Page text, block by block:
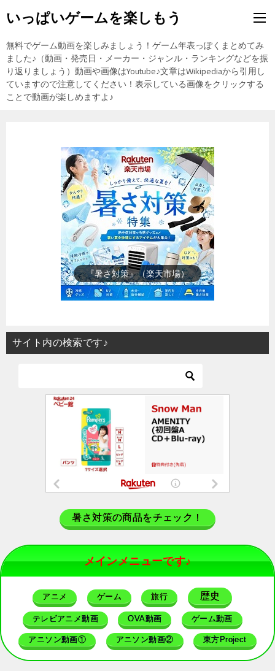
いっぱいゲームを楽しもう
無料でゲーム動画を楽しみましょう！ゲーム年表っぽくまとめてみ
ました♪（動画・発売日・メーカー・ジャンル・ランキングなどを振
り返りましょう）動画や画像はYoutube♪文章はWikipediaから引用し
ていますので注意してください！表示している画像をクリックする
ことで動画が楽しめますよ♪
『楽天市場』売れ筋ランキング
サイト内の検索です♪
暑さ対策の商品をチェック！
メインメニューです♪
アニメ ゲーム 旅行 歴史
テレビアニメ動画 OVA動画 ゲーム動画
アニソン動画① アニソン動画② 東方Project